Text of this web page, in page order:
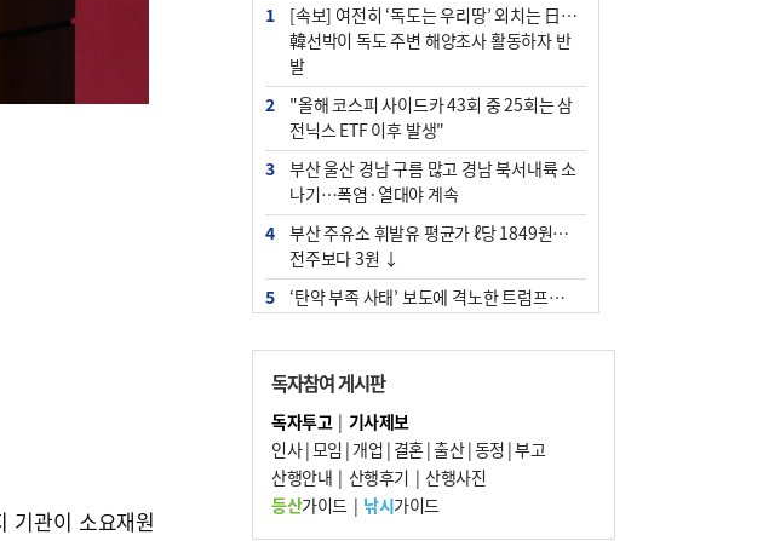
기관이 소요재원
1
[속보] 여전히 ‘독도는 우리땅’ 외치는 日…
韓선박이 독도 주변 해양조사 활동하자 반
발
2
"올해 코스피 사이드카 43회 중 25회는 삼
전닉스 ETF 이후 발생"
3
부산 울산 경남 구름 많고 경남 북서내륙 소
나기…폭염·열대야 계속
4
부산 주유소 휘발유 평균가 ℓ당 1849원…
전주보다 3원 ↓
5
‘탄약 부족 사태’ 보도에 격노한 트럼프…
물선 적발
7
[2026 부산청소년극지체험탐험대 현장르
포] 2회 : 하늘에서 만난 얼음의 나라
8
입추 지났지만 푹푹 찐다…온열질환자 10
년 만에 3배
독자참여 게시판
독자투고| 기사제보
인사|모임 | 개업 | 결혼|출산|동정 |부고
산행안내 | 산행후기 | 산행사진
등산가이드| 낚시가이드